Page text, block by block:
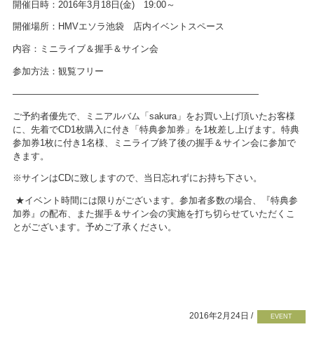
開催日時：2016年3月18日(金) 19:00～
開催場所：HMVエソラ池袋 店内イベントスペース
内容：ミニライブ＆握手＆サイン会
参加方法：観覧フリー
———————————————————————————
ご予約者優先で、ミニアルバム「sakura」をお買い上げ頂いたお客様
に、先着でCD1枚購入に付き「特典参加券」を1枚差し上げます。特典
参加券1枚に付き1名様、ミニライブ終了後の握手＆サイン会に参加で
きます。
※サインはCDに致しますので、当日忘れずにお持ち下さい。
★イベント時間には限りがございます。参加者多数の場合、『特典参
加券』の配布、また握手＆サイン会の実施を打ち切らせていただくこ
とがございます。予めご了承ください。
2016年2月24日 / EVENT